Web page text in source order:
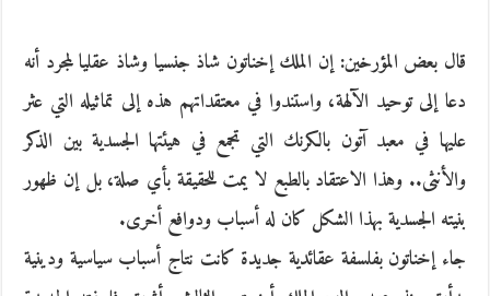
قال بعض المؤرخين: إن الملك إخناتون شاذ جنسيا وشاذ عقليا لمجرد أنه
دعا إلى توحيد الآلهة، واستندوا في معتقداتهم هذه إلى تماثيله التي عثر
عليها في معبد آتون بالكرنك التي تجمع في هيئتها الجسدية بين الذكر
والأنثى.. وهذا الاعتقاد بالطبع لا يمت للحقيقة بأي صلة، بل إن ظهور
بنيته الجسدية بهذا الشكل كان له أسباب ودوافع أخرى.
جاء إخناتون بفلسفة عقائدية جديدة كانت نتاج أسباب سياسية ودينية